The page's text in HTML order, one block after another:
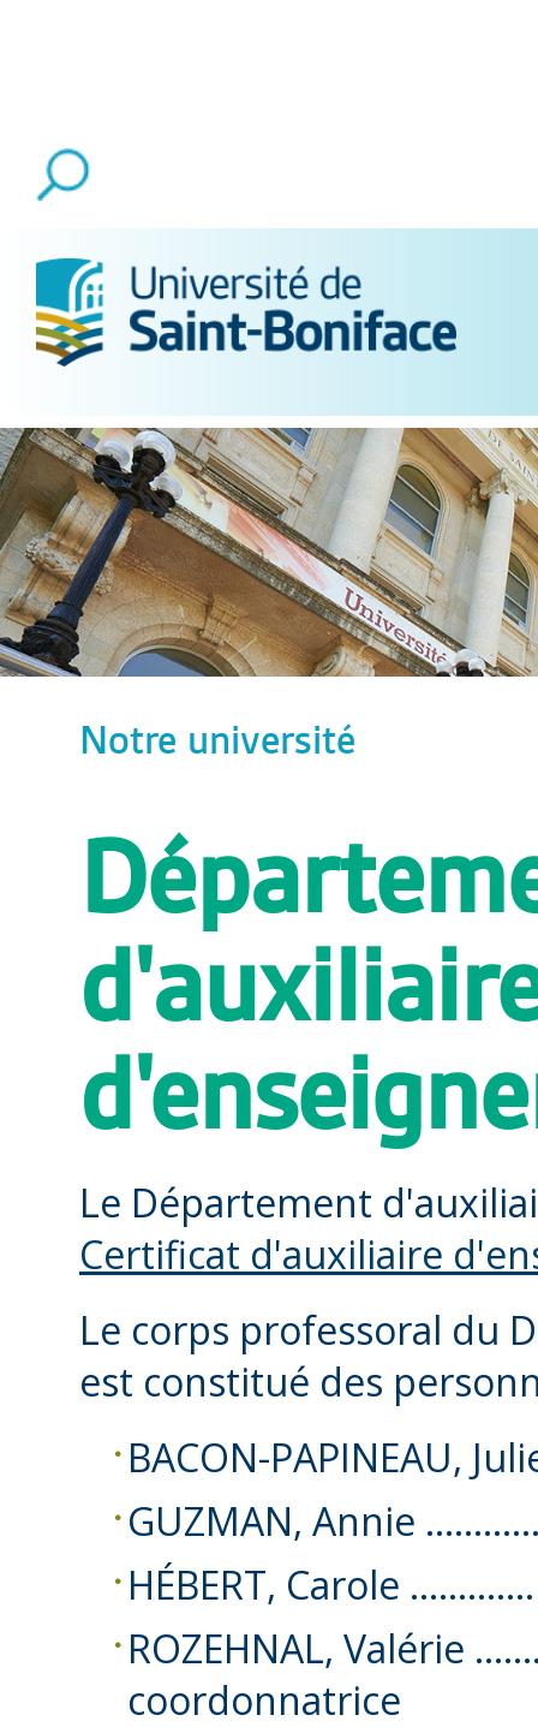
Notre université
Le Département
Certificat d'auxiliaire
Le corps professoral du
est constitué des
BACON-PAPINEAU,
GUZMAN, Annie
HÉBERT, Carole
ROZEHNAL, Valérie
coordonnatrice